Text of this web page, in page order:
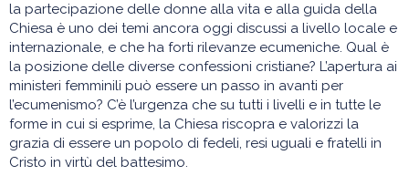
la partecipazione delle donne alla vita e alla guida della
Chiesa è uno dei temi ancora oggi discussi a livello locale e
internazionale, e che ha forti rilevanze ecumeniche. Qual è
la posizione delle diverse confessioni cristiane? L’apertura ai
ministeri femminili può essere un passo in avanti per
l’ecumenismo? C’è l’urgenza che su tutti i livelli e in tutte le
forme in cui si esprime, la Chiesa riscopra e valorizzi la
grazia di essere un popolo di fedeli, resi uguali e fratelli in
Cristo in virtù del battesimo.